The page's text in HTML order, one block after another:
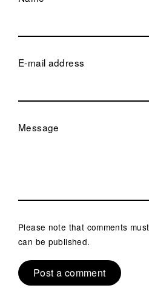
E-mail address
Message
Please note that comments
can be published.